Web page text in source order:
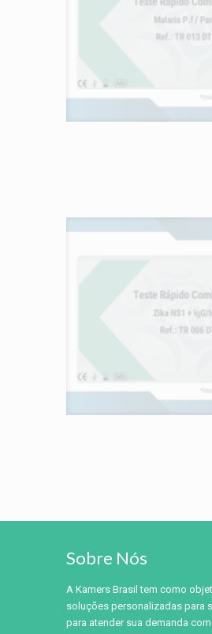
Sobre Nós
A Kamers Brasil tem como
soluções personalizadas para
para atender sua demanda